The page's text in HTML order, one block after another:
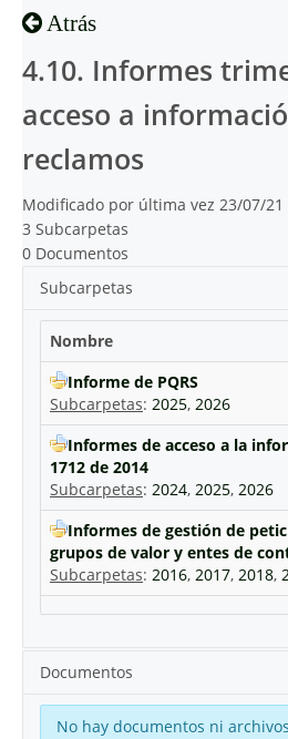
Atrás
4.10. Informes
acceso a
reclamos
Modificado por última vez 23/07/21
3 Subcarpetas
0 Documentos
Subcarpetas
Nombre
Informe de PQRS
Subcarpetas: 2025, 2026
Informes de acceso a la
1712 de 2014
Subcarpetas: 2024, 2025, 2026
Informes de gestión de
grupos de valor y entes de
Subcarpetas: 2016, 2017, 2018,
Documentos
No hay documentos ni